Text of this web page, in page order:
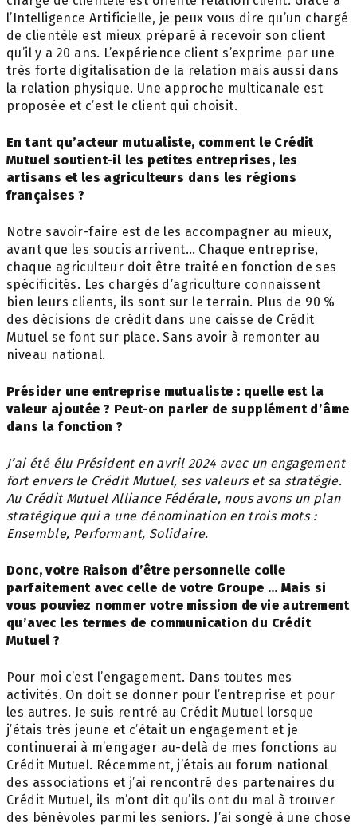
l’Intelligence Artificielle, je peux vous dire qu’un chargé
de clientèle est mieux préparé à recevoir son client
qu’il y a 20 ans. L’expérience client s’exprime par une
très forte digitalisation de la relation mais aussi dans
la relation physique. Une approche multicanale est
proposée et c’est le client qui choisit.
En tant qu’acteur mutualiste, comment le Crédit
Mutuel soutient-il les petites entreprises, les
artisans et les agriculteurs dans les régions
françaises ?
Notre savoir-faire est de les accompagner au mieux,
avant que les soucis arrivent… Chaque entreprise,
chaque agriculteur doit être traité en fonction de ses
spécificités. Les chargés d’agriculture connaissent
bien leurs clients, ils sont sur le terrain. Plus de 90 %
des décisions de crédit dans une caisse de Crédit
Mutuel se font sur place. Sans avoir à remonter au
niveau national.
Présider une entreprise mutualiste : quelle est la
valeur ajoutée ? Peut-on parler de supplément d’âme
dans la fonction ?
J’ai été élu Président en avril 2024 avec un engagement
fort envers le Crédit Mutuel, ses valeurs et sa stratégie.
Au Crédit Mutuel Alliance Fédérale, nous avons un plan
stratégique qui a une dénomination en trois mots :
Ensemble, Performant, Solidaire.
Donc, votre Raison d’être personnelle colle
parfaitement avec celle de votre Groupe … Mais si
vous pouviez nommer votre mission de vie autrement
qu’avec les termes de communication du Crédit
Mutuel ?
Pour moi c’est l’engagement. Dans toutes mes
activités. On doit se donner pour l’entreprise et pour
les autres. Je suis rentré au Crédit Mutuel lorsque
j’étais très jeune et c’était un engagement et je
continuerai à m’engager au-delà de mes fonctions au
Crédit Mutuel. Récemment, j’étais au forum national
des associations et j’ai rencontré des partenaires du
Crédit Mutuel, ils m’ont dit qu’ils ont du mal à trouver
des bénévoles parmi les seniors. J’ai songé à une chose